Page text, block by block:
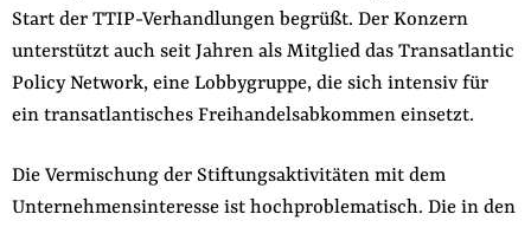
Start der TTIP-Verhandlungen begrüßt. Der Konzern
unterstützt auch seit Jahren als Mitglied das Transatlantic
Policy Network, eine Lobbygruppe, die sich intensiv für
ein transatlantisches Freihandelsabkommen einsetzt.
Die Vermischung der Stiftungsaktivitäten mit dem
Unternehmensinteresse ist hochproblematisch. Die in den